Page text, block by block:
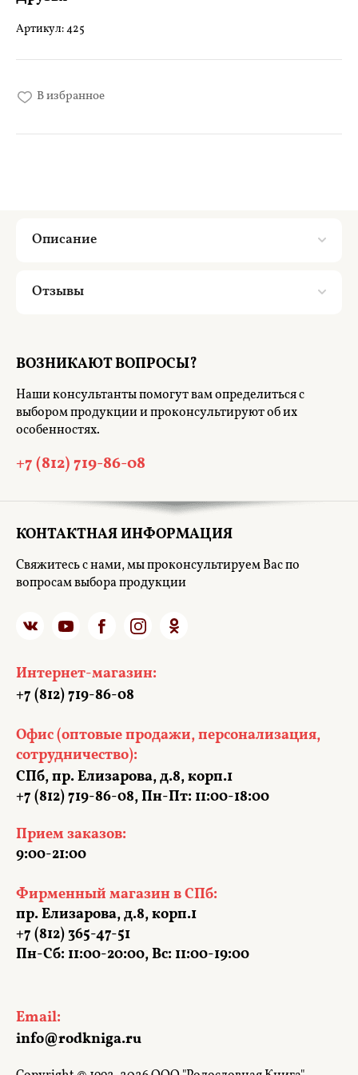
Артикул:425
В избранное
Описание
Отзывы
ВОЗНИКАЮТ ВОПРОСЫ?
Наши консультанты помогут вам определиться с
выбором продукции и проконсультируют об их
особенностях.
+7 (812) 719-86-08
КОНТАКТНАЯ ИНФОРМАЦИЯ
Свяжитесь с нами, мы проконсультируем Вас по
вопросам выбора продукции
Интернет-магазин:
+7 (812) 719-86-08
Офис (оптовые продажи, персонализация,
сотрудничество):
СПб, пр. Елизарова, д.8, корп.1
+7 (812) 719-86-08, Пн-Пт: 11:00-18:00
Прием заказов:
9:00-21:00
Фирменный магазин в СПб:
пр. Елизарова, д.8, корп.1
+7 (812) 365-47-51
Пн-Сб: 11:00-20:00, Вс: 11:00-19:00
Email:
info@rodkniga.ru